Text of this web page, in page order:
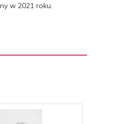
w 2021 roku.